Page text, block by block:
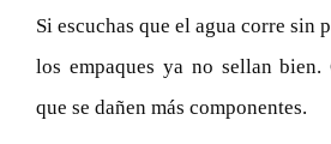
Si escuchas que el agua corre sin
los empaques ya no sellan bien.
que se dañen más componentes.